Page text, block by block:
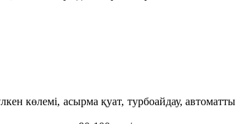
көлемі, асырма қуат, турбоайдау, автоматты